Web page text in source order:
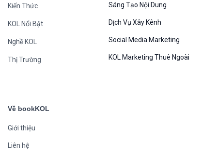
Kiến Thức
KOL Nổi Bật
Nghề KOL
Thị Trường
Sáng Tạo Nội Dung
Dịch Vụ Xây Kênh
Social Media Marketing
KOL Marketing Thuê Ngoài
Về bookKOL
Giới thiệu
Liên hệ